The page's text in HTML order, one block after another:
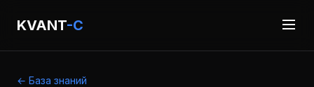
KVANT-C
← База знаний